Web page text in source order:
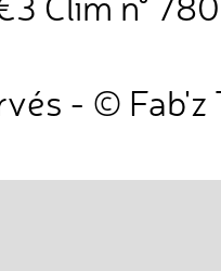
- © Fab'z